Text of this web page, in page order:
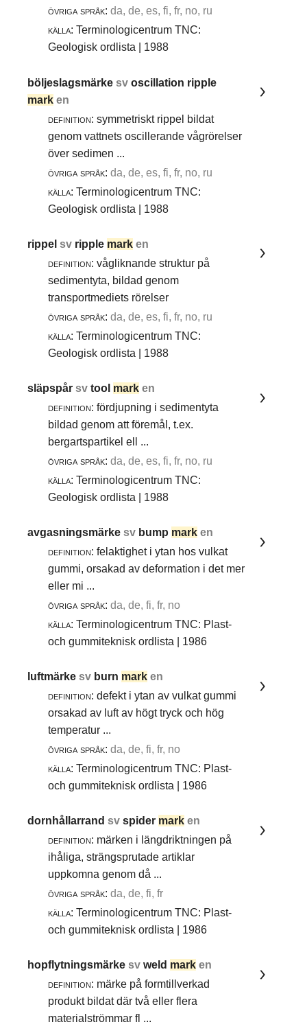
övriga språk: da, de, es, fi, fr, no, ru
källa: Terminologicentrum TNC:
Geologisk ordlista | 1988
böljeslagsmärkesvoscillation ripple
mark en
definition: symmetriskt rippel bildat
genom vattnets oscillerande vågrörelser
över sedimen ...
övriga språk: da, de, es, fi, fr, no, ru
källa: Terminologicentrum TNC:
Geologisk ordlista | 1988
rippelsv ripple mark en
definition: vågliknande struktur på
sedimentyta, bildad genom
transportmediets rörelser
övriga språk: da, de, es, fi, fr, no, ru
källa: Terminologicentrum TNC:
Geologisk ordlista | 1988
släpspårsvtool mark en
definition: fördjupning i sedimentyta
bildad genom att föremål, t.ex.
bergartspartikel ell ...
övriga språk: da, de, es, fi, fr, no, ru
källa: Terminologicentrum TNC:
Geologisk ordlista | 1988
avgasningsmärkesv bump mark en
definition: felaktighet i ytan hos vulkat
gummi, orsakad av deformation i det mer
eller mi ...
övriga språk: da, de, fi, fr, no
källa: Terminologicentrum TNC: Plast-
och gummiteknisk ordlista | 1986
luftmärkesv burn mark en
definition: defekt i ytan av vulkat gummi
orsakad av luft av högt tryck och hög
temperatur ...
övriga språk: da, de, fi, fr, no
källa: Terminologicentrum TNC: Plast-
och gummiteknisk ordlista | 1986
dornhållarrandsvspider mark en
definition: märken i längdriktningen på
ihåliga, strängsprutade artiklar
uppkomna genom då ...
övriga språk: da, de, fi, fr
källa: Terminologicentrum TNC: Plast-
och gummiteknisk ordlista | 1986
hopflytningsmärkesvweld mark en
definition: märke på formtillverkad
produkt bildat där två eller flera
materialströmmar fl ...